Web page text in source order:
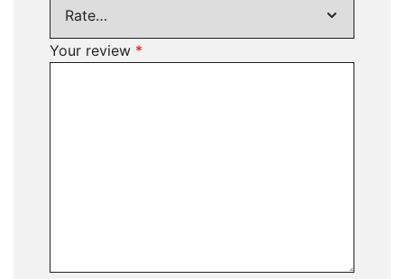
Your review *